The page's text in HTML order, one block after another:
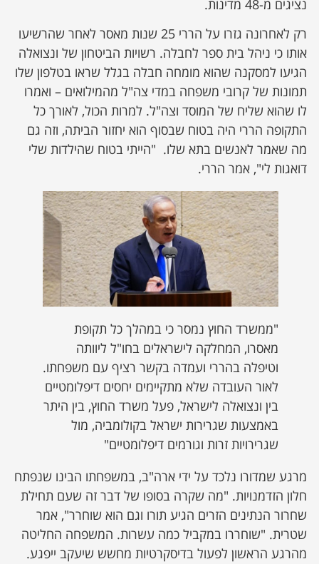
נציגים מ-48 מדינות.
רק לאחרונה גזרו על הררי 25 שנות מאסר לאחר שהרשיעו
אותו כי ניהל בית ספר לחבלה. רשויות הביטחון של ונצואלה
הגיעו למסקנה שהוא מומחה חבלה בגלל שראו בטלפון שלו
תמונות של קרובי משפחה במדי צה"ל מהמילואים – ואמרו
לו שהוא שליח של המוסד וצה"ל. למרות הכול, לאורך כל
התקופה הררי היה בטוח שבסוף הוא יחזור הביתה, וזה גם
מה שאמר לאנשים בתא שלו. "הייתי בטוח שהילדות שלי
דואגות לי", אמר הררי.
"ממשרד החוץ נמסר כי במהלך כל תקופת
מאסרו, המחלקה לישראלים בחו"ל ליוותה
וטיפלה בהררי ועמדה בקשר רציף עם משפחתו.
לאור העובדה שלא מתקיימים יחסים דיפלומטיים
בין ונצואלה לישראל, פעל משרד החוץ, בין היתר
באמצעות שגרירות ישראל בקולומביה, מול
שגרירויות זרות וגורמים דיפלומטיים"
מרגע שמדורו נלכד על ידי ארה"ב, במשפחתו הבינו שנפתח
חלון הזדמנויות. "מה שקרה בסופו של דבר זה שעם תחילת
שחרור הנתינים הזרים הגיע תורו וגם הוא שוחרר", אמר
שטרית. "שוחררו במקביל כמה עשרות. המשפחה החליטה
מהרגע הראשון לפעול בדיסקרטיות מחשש שיעקב ייפגע.